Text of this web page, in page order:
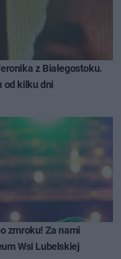
z Białegostoku.
od kilku dni
zmroku! Za nami
Wsi Lubelskiej